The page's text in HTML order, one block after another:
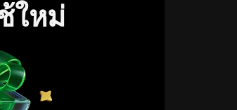
ใหม่